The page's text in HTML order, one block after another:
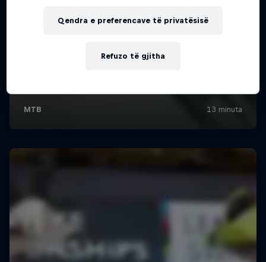
Refuzo të gjitha
Qendra e preferencave të privatësisë